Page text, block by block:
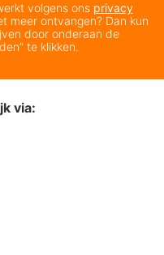
volgens ons privacy
meer ontvangen? Dan kun
door onderaan de
te klikken.
via: